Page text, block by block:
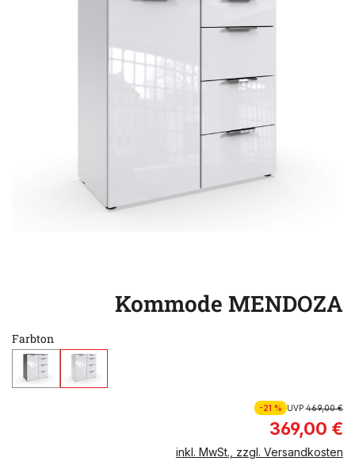
Kommode MENDOZA
Farbton
-21 % UVP469,00 €
369,00 €
inkl. MwSt., zzgl. Versandkosten